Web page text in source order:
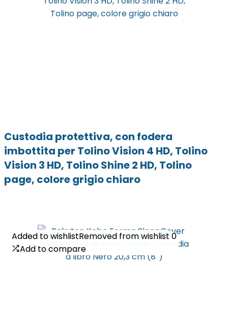
Custodia protettiva, con fodera
imbottita per Tolino Vision 4 HD, Tolino
Vision 3 HD, Tolino Shine 2 HD, Tolino
page, colore grigio chiaro
Added to wishlistRemoved from wishlist 0
Add to compare
Added to wishlistRemoved from wishlist 0
Add to compare